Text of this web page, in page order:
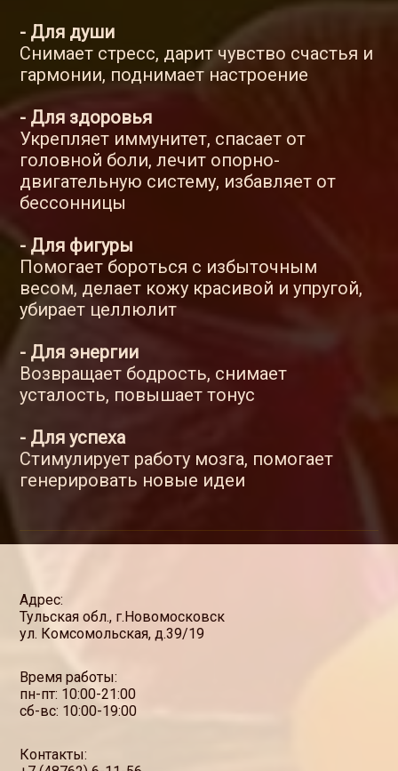
- Для души
Снимает стресс, дарит чувство счастья и
гармонии, поднимает настроение
- Для здоровья
Укрепляет иммунитет, спасает от
головной боли, лечит опорно-
двигательную систему, избавляет от
бессонницы
- Для фигуры
Помогает бороться с избыточным
весом, делает кожу красивой и упругой,
убирает целлюлит
- Для энергии
Возвращает бодрость, снимает
усталость, повышает тонус
- Для успеха
Стимулирует работу мозга, помогает
генерировать новые идеи
Адрес:
Тульская обл., г.Новомосковск
ул. Комсомольская, д.39/19
Время работы:
пн-пт: 10:00-21:00
сб-вс: 10:00-19:00
Контакты: